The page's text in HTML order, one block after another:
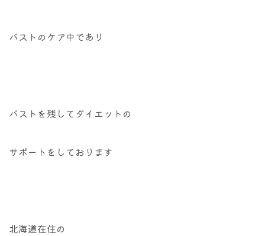
バストのケア中であり
バストを残してダイエットの
サポートをしております
北海道在住の